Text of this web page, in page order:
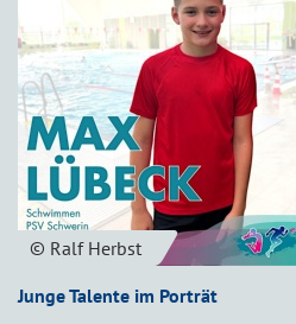
© Ralf Herbst
Junge Talente im Porträt